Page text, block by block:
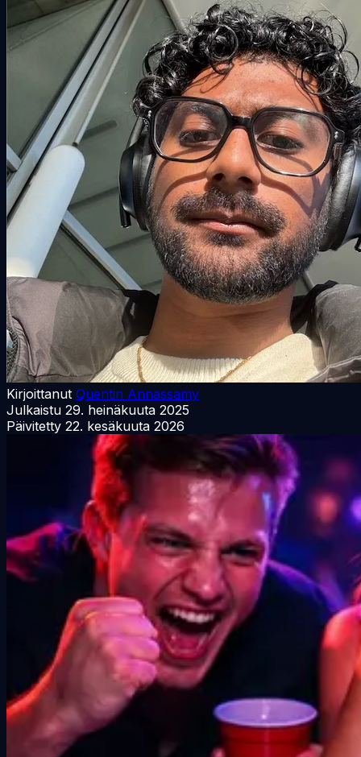
Kirjoittanut Quentin Annassamy
Julkaistu 29. heinäkuuta 2025
Päivitetty 22. kesäkuuta 2026